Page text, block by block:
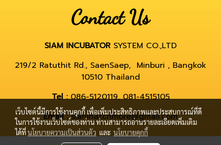
Contact Us
SIAM INCUBATOR SYSTEM CO.,LTD
219/2 Ratuthit Rd., SaenSaep, Minburi , Bangkok
10510 Thailand
Tel :086-5120119, 081-4515105
Email :siamhatchmore@gmail.com
เว็บไซต์นี้มีการใช้งานคุกกี้ เพื่อเพิ่มประสิทธิภาพและประสบการณ์ที่ดี
ในการใช้งานเว็บไซต์ของท่าน ท่านสามารถอ่านรายละเอียดเพิ่มเติม
ได้ที่นโยบายความเป็นส่วนตัว และ นโยบายคุกกี้